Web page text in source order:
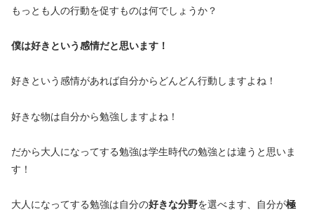
もっとも人の行動を促すものは何でしょうか？
僕は好きという感情だと思います！
好きという感情があれば自分からどんどん行動しますよね！
好きな物は自分から勉強しますよね！
だから大人になってする勉強は学生時代の勉強とは違うと思いま
す！
大人になってする勉強は自分の好きな分野を選べます、自分が極